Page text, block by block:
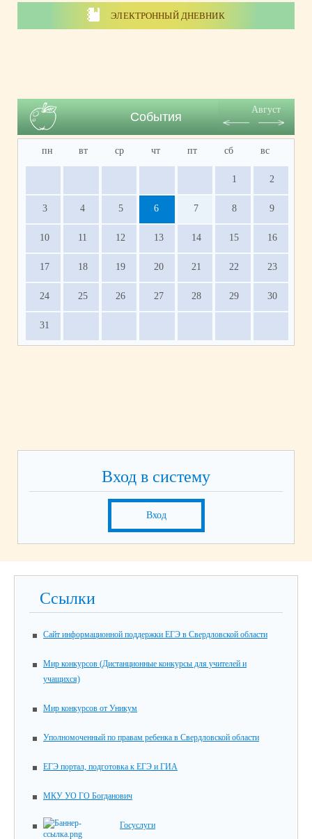
ЭЛЕКТРОННЫЙ ДНЕВНИК
События
Август
пн вт ср чт пт сб вс
1 2
3 4 5 6 7 8 9
10 11 12 13 14 15 16
17 18 19 20 21 22 23
24 25 26 27 28 29 30
31
Вход в систему
Вход
Ссылки
Сайт информационной поддержки ЕГЭ в Свердловской области
Мир конкурсов (Дистанционные конкурсы для учителей и
учащихся)
Мир конкурсов от Уникум
Уполномоченный по правам ребенка в Свердловской области
ЕГЭ портал, подготовка к ЕГЭ и ГИА
МКУ УО ГО Богданович
Госуслуги